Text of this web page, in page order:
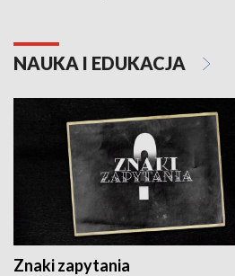
NAUKA I EDUKACJA
Znaki zapytania